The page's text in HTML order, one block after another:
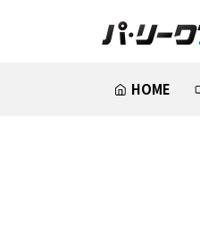
HOME